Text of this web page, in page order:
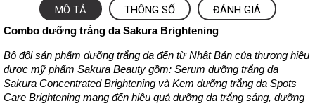
MÔ TẢ THÔNG SỐ ĐÁNH GIÁ
Combo dưỡng trắng da Sakura Brightening
Bộ đôi sản phẩm dưỡng trắng da đến từ Nhật Bản của thương hiệu
dược mỹ phẩm Sakura Beauty gồm: Serum dưỡng trắng da
Sakura Concentrated Brightening và Kem dưỡng trắng da Spots
Care Brightening mang đến hiệu quả dưỡng da trắng sáng, dưỡng